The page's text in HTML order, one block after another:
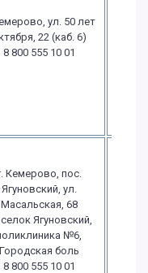
ул. 50 лет
22 (каб. 6)
8 800 555 10 01
Кемерово, пос.
Ягуновский, ул.
Масальская, 68
Ягуновский,
№6,
Городская боль
8 800 555 10 01